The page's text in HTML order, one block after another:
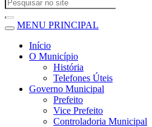
MENU PRINCIPAL
Início
O Município
História
Telefones Úteis
Governo Municipal
Prefeito
Vice Prefeito
Controladoria Municipal